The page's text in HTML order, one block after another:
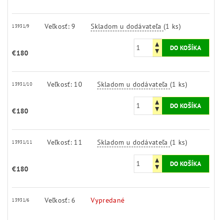
13931/9 Veľkosť: 9 Skladom u dodávateľa(1 ks)
€180
13931/10 Veľkosť: 10 Skladom u dodávateľa(1 ks)
€180
13931/11 Veľkosť: 11 Skladom u dodávateľa(1 ks)
€180
13931/6 Veľkosť: 6 Vypredané